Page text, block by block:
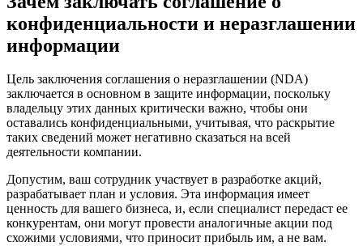
конфиденциальности и неразглашении
информации
Цель заключения соглашения о неразглашении (NDA)
заключается в основном в защите информации, поскольку
владельцу этих данных критически важно, чтобы они
оставались конфиденциальными, учитывая, что раскрытие
таких сведений может негативно сказаться на всей
деятельности компании.
Допустим, ваш сотрудник участвует в разработке акций,
разрабатывает план и условия. Эта информация имеет
ценность для вашего бизнеса, и, если специалист передаст ее
конкурентам, они могут провести аналогичные акции под
схожими условиями, что приносит прибыль им, а не вам.